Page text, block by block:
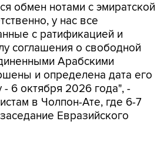
обмен нотами с эмиратской
у нас все
с ратификацией и
соглашения о свободной
Арабскими
и определена дата его
- 6 октября 2026 года", -
в Чолпон-Ате, где 6-7
Евразийского